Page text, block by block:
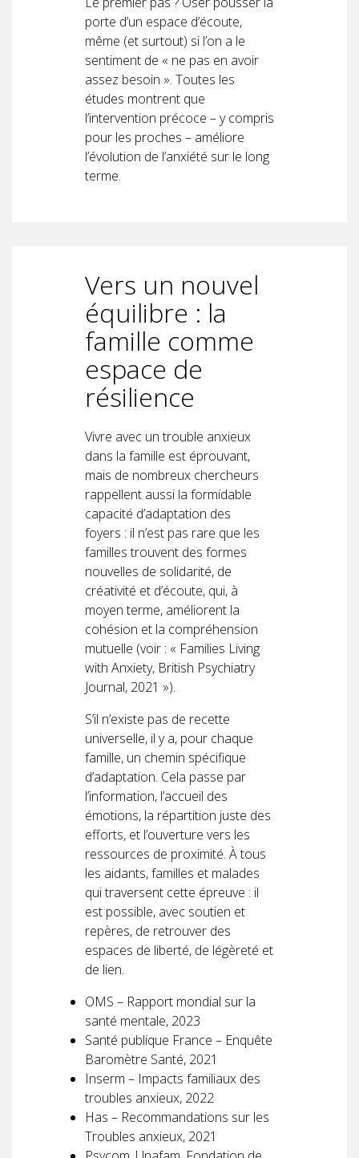
porte d’un espace d’écoute,
même (et surtout) si l’on a le
sentiment de « ne pas en avoir
assez besoin ». Toutes les
études montrent que
l’intervention précoce – y compris
pour les proches – améliore
l’évolution de l’anxiété sur le long
terme.
Vers un nouvel
équilibre : la
famille comme
espace de
résilience
Vivre avec un trouble anxieux
dans la famille est éprouvant,
mais de nombreux chercheurs
rappellent aussi la formidable
capacité d’adaptation des
foyers : il n’est pas rare que les
familles trouvent des formes
nouvelles de solidarité, de
créativité et d’écoute, qui, à
moyen terme, améliorent la
cohésion et la compréhension
mutuelle (voir : « Families Living
with Anxiety, British Psychiatry
Journal, 2021 »).
S’il n’existe pas de recette
universelle, il y a, pour chaque
famille, un chemin spécifique
d’adaptation. Cela passe par
l’information, l’accueil des
émotions, la répartition juste des
efforts, et l’ouverture vers les
ressources de proximité. À tous
les aidants, familles et malades
qui traversent cette épreuve : il
est possible, avec soutien et
repères, de retrouver des
espaces de liberté, de légèreté et
de lien.
OMS – Rapport mondial sur la
santé mentale, 2023
Santé publique France – Enquête
Baromètre Santé, 2021
Inserm – Impacts familiaux des
troubles anxieux, 2022
Has – Recommandations sur les
Troubles anxieux, 2021